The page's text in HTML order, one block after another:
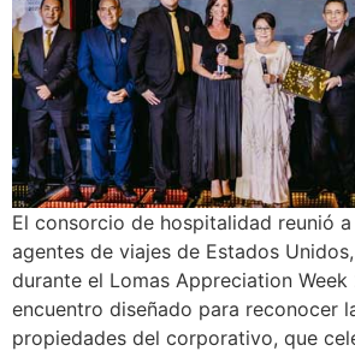
El consorcio de hospitalidad reunió
agentes de viajes de Estados
durante el Lomas Appreciation Week
encuentro diseñado para reconocer
propiedades del corporativo, que